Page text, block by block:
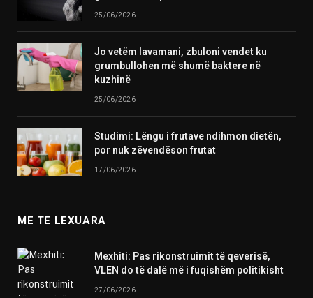
25/06/2026
Jo vetëm lavamani, zbuloni vendet ku
grumbullohen më shumë baktere në
kuzhinë
25/06/2026
Studimi: Lëngu i frutave ndihmon dietën,
por nuk zëvendëson frutat
17/06/2026
ME TE LEXUARA
Mexhiti: Pas rikonstruimit të qeverisë,
VLEN do të dalë më i fuqishëm politikisht
27/06/2026